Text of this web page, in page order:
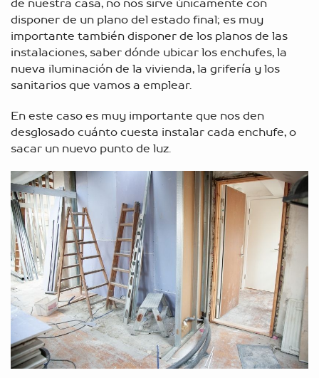
disponer de un plano del estado final; es muy
importante también disponer de los planos de las
instalaciones, saber dónde ubicar los enchufes, la
nueva iluminación de la vivienda, la grifería y los
sanitarios que vamos a emplear.
En este caso es muy importante que nos den
desglosado cuánto cuesta instalar cada enchufe, o
sacar un nuevo punto de luz.